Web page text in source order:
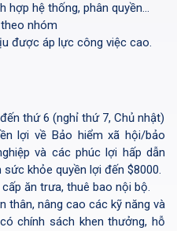
hợp hệ thống, phân quyền…
nhóm
được áp lực công việc cao.
thứ 6 (nghỉ thứ 7, Chủ nhật)
lợi về Bảo hiểm xã hội/bảo
và các phúc lợi hấp dẫn
khỏe quyền lợi đến $8000.
ăn trưa, thuê bao nội bộ.
thân, nâng cao các kỹ năng và
chính sách khen thưởng, hỗ